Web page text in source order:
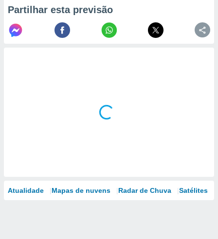
de
1199
Partilhar esta previsão
Atualidade Mapas de nuvens Radar de Chuva Satélites